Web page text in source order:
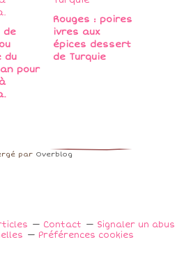
de
du
pour
Rouges : poires
ivres aux
épices dessert
de Turquie
par Overblog
Contact Signaler un abus
Préférences cookies